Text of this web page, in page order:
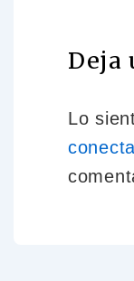
Deja
Lo